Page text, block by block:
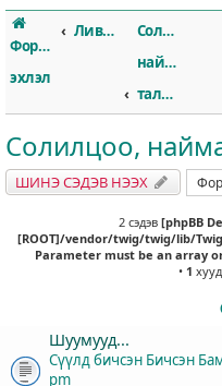
Форумын
эхлэл
Ливэрпүүл
Солилцоо,
наймааны
талаар
Солилцоо,
ШИНЭ СЭДЭВ НЭЭХ
2 сэдэв [phpBB
[ROOT]/vendor/twig/twig/lib/
Parameter must be an array
• 1
Шуумууд...
Сүүлд бичсэн Бичсэн
pm